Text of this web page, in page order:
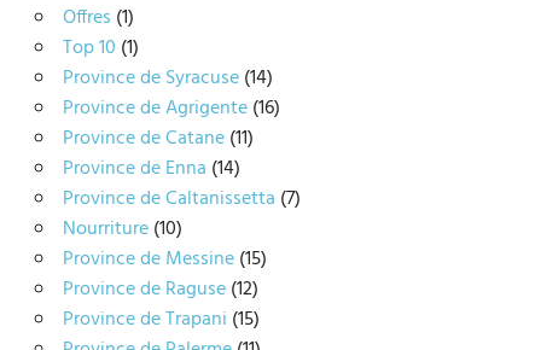
Offres (1)
Top 10 (1)
Province de Syracuse(14)
Province de Agrigente(16)
Province de Catane(11)
Province de Enna (14)
Province de Caltanissetta (7)
Nourriture(10)
Province de Messine(15)
Province de Raguse(12)
Province de Trapani (15)